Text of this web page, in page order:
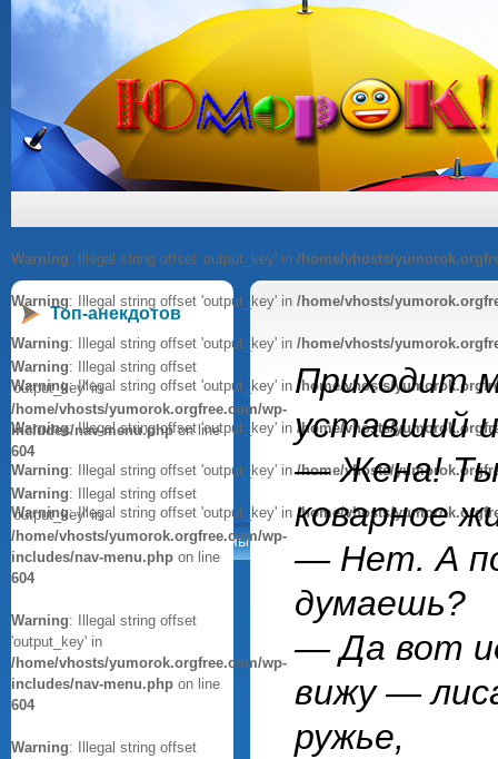
Warning: Illegal string offset 'output_key' in /home/vhosts/
Warning: Illegal string offset 'output_key' in /home/vhosts/
Warning: Illegal string offset 'output_key' in /home/vhosts/
Warning: Illegal string offset 'output_key' in/home/vhosts/
Warning: Illegal string offset 'output_key' in /home/vhosts/
Warning: Illegal string offset 'output_key' in/home/vhosts/
Warning: Illegal string offset 'output_key' in /home/vhosts/
Анекдоты Афоризмы
Топ-анекдотов
Warning: Illegal string offset
'output_key' in
/home/vhosts/yumorok.orgfree.com/wp-
includes/nav-menu.phpon line
604
Warning: Illegal string offset
'output_key' in
/home/vhosts/yumorok.orgfree.com/wp-
includes/nav-menu.php on line
604
Warning: Illegal string offset
'output_key' in
/home/vhosts/yumorok.orgfree.com/wp-
includes/nav-menu.php on line
604
Warning: Illegal string offset
Приходит
уставший
— Жена! Ты
коварное
— Нет. А
думаешь?
— Да вот
вижу —
ружье,